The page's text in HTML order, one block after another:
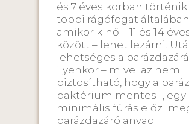
és 7 éves korban
többi rágófogat általában
amikor kinő – 11 és 14
között – lehet lezárni.
lehetséges a
ilyenkor – mivel az nem
biztosítható, hogy a
baktérium mentes -, egy
minimális fúrás előzi
barázdazáró anyag